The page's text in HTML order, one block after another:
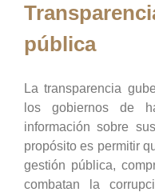
pública
La transparencia
los gobiernos de
información sobre
propósito es permitir
gestión pública,
combatan la